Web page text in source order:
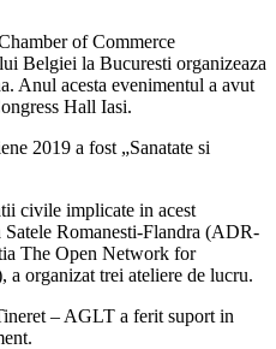
of Commerce
Belgiei la Bucuresti organizeaza
Anul acesta evenimentul a avut
Hall Iasi.
2019 a fost „Sanatate si
civile implicate in acest
Romanesti-Flandra (ADR-
The Open Network for
organizat trei ateliere de lucru.
– AGLT a ferit suport in